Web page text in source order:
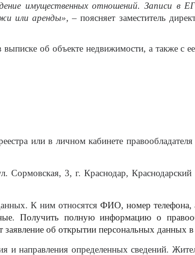
имущественных отношений. Записи в
или аренды», – поясняет заместитель
об объекте недвижимости, а также с
или в личном кабинете
3, г. Краснодар, Краснодарский
К ним относятсяФИО, номер телефона,
Получить полную информацию о
заявление об открытии персональных данных
и направления определенных сведений.